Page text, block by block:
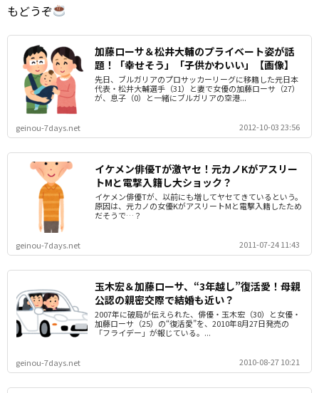
もどうぞ
加藤ローサ＆松井大輔のプライベート姿が話
題！「幸せそう」「子供かわいい」【画像】
先日、ブルガリアのプロサッカーリーグに移籍した元日本
代表・松井大輔選手（31）と妻で女優の加藤ローサ（27）
が、息子（0）と一緒にブルガリアの空港...
geinou-7days.net 2012-10-03 23:56
イケメン俳優Tが激ヤセ！元カノKがアスリー
トMと電撃入籍し大ショック？
イケメン俳優Tが、以前にも増してヤセてきているという。
原因は、元カノの女優KがアスリートMと電撃入籍したため
だそうで…？
geinou-7days.net 2011-07-24 11:43
玉木宏＆加藤ローサ、“3年越し”復活愛！母親
公認の親密交際で結婚も近い？
2007年に破局が伝えられた、俳優・玉木宏（30）と女優・
加藤ローサ（25）の“復活愛”を、2010年8月27日発売の
「フライデー」が報じている。...
geinou-7days.net 2010-08-27 10:21